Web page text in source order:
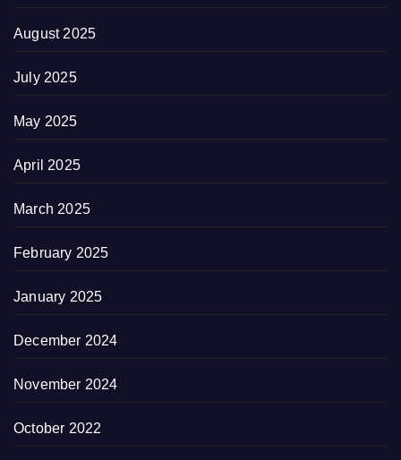
August 2025
July 2025
May 2025
April 2025
March 2025
February 2025
January 2025
December 2024
November 2024
October 2022